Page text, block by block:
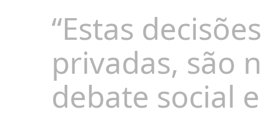
“Estas
privadas, são
debate social